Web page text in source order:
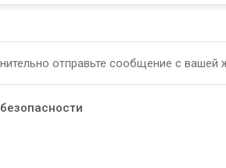
отправьте сообщение с вашей